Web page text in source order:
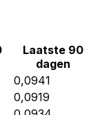
Laatste 90
dagen
0,0941
0,0919